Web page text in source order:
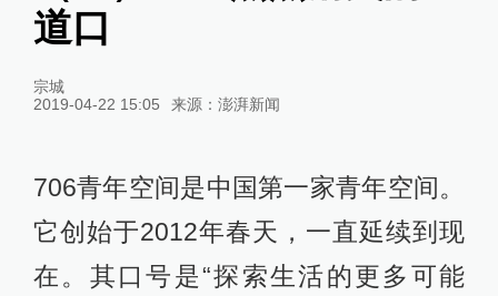
道口
宗城
2019-04-22 15:05
来源： 澎湃新闻
706青年空间是中国第一家青年空间。
它创始于2012年春天，一直延续到现
在。其口号是“探索生活的更多可能